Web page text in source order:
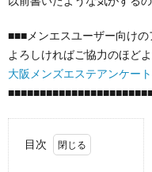
■■■メンエスユーザー向け
よろしければご協力のほど
大阪メンズエステアンケー
目次